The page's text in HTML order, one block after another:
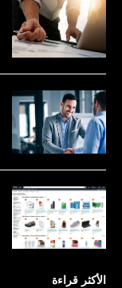
الأكثر قراءة